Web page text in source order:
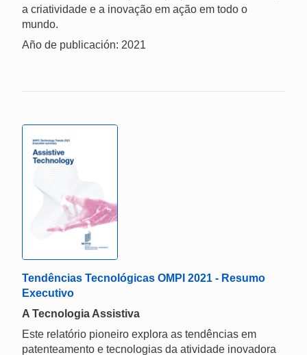
a criatividade e a inovação em ação em todo o
mundo.
Año de publicación: 2021
Tendências Tecnológicas OMPI 2021 - Resumo
Executivo
A Tecnologia Assistiva
Este relatório pioneiro explora as tendências em
patenteamento e tecnologias da atividade inovadora